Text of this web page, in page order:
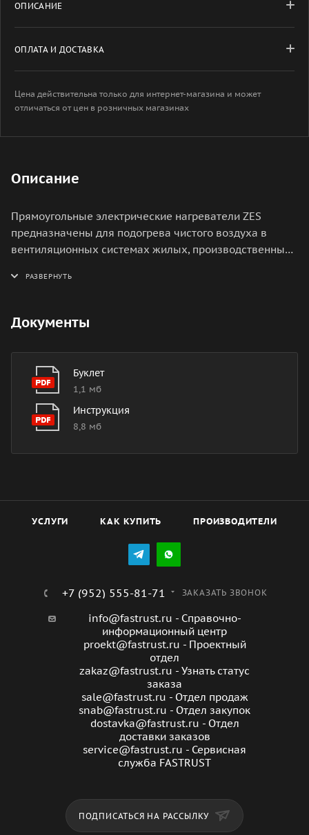
ОПИСАНИЕ
ОПЛАТА И ДОСТАВКА
Цена действительна только для интернет-магазина и может
отличаться от цен в розничных магазинах
Описание
Прямоугольные электрические нагреватели ZES
предназначены для подогрева чистого воздуха в
вентиляционных системах жилых, производственных
Документы
Буклет
1,1 мб
Инструкция
8,8 мб
УСЛУГИ КАК КУПИТЬ ПРОИЗВОДИТЕЛИ
+7 (952) 555-81-71 ЗАКАЗАТЬ ЗВОНОК
info@fastrust.ru - Справочно-
информационный центр
proekt@fastrust.ru - Проектный
отдел
zakaz@fastrust.ru - Узнать статус
заказа
sale@fastrust.ru - Отдел продаж
snab@fastrust.ru - Отдел закупок
dostavka@fastrust.ru - Отдел
доставки заказов
service@fastrust.ru - Сервисная
служба FASTRUST
ПОДПИСАТЬСЯ НА РАССЫЛКУ